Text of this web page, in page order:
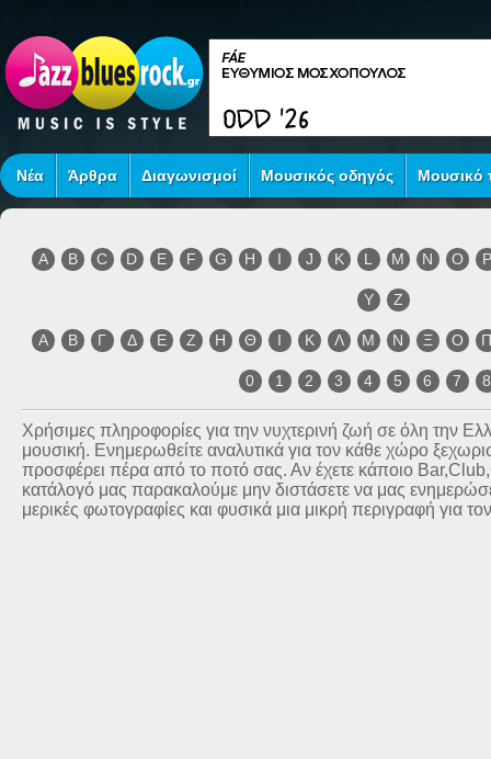
Νέα Άρθρα Διαγωνισμοί Μουσικός οδηγός Μουσικό
A B C D E F G H I J K L M N O P
Y Z
Α Β Γ Δ Ε Ζ Η Θ Ι Κ Λ Μ Ν Ξ Ο
0 1 2 3 4 5 6 7 8
Χρήσιμες πληροφορίες για την νυχτερινή ζωή σε όλη την
μουσική. Ενημερωθείτε αναλυτικά για τον κάθε χώρο
προσφέρει πέρα από το ποτό σας. Αν έχετε κάποιο
κατάλογό μας παρακαλούμε μην διστάσετε να μας
μερικές φωτογραφίες και φυσικά μια μικρή περιγραφή για